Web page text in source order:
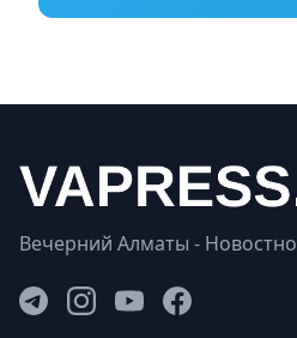
Вечерний Алматы -